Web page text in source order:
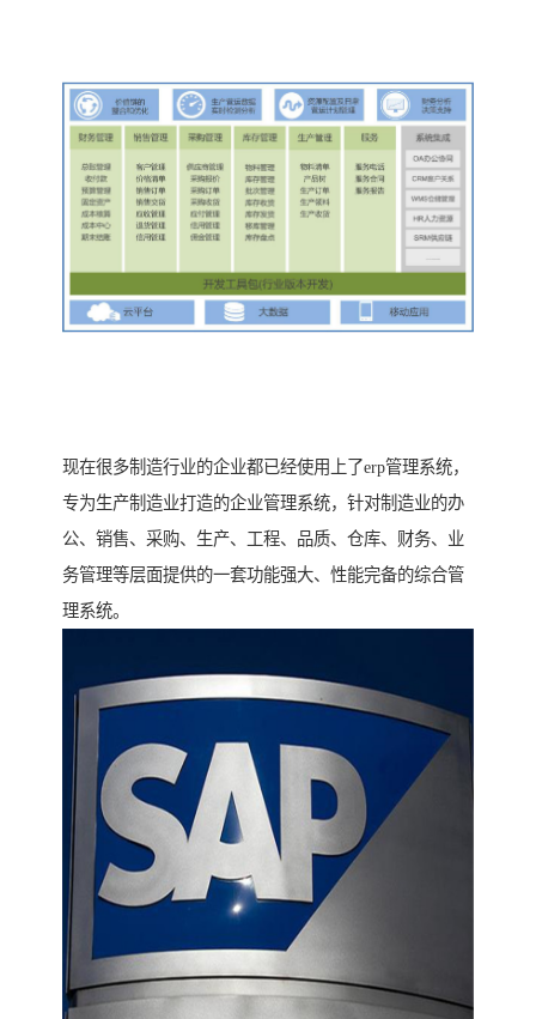
现在很多制造行业的企业都已经使用上了erp管理系统，
专为生产制造业打造的企业管理系统，针对制造业的办
公、销售、采购、生产、工程、品质、仓库、财务、业
务管理等层面提供的一套功能强大、性能完备的综合管
理系统。